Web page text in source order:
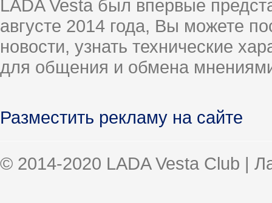
LADA Vesta был впервые
августе 2014 года, Вы можете
новости, узнать технические
для общения и обмена
Разместить рекламу на сайте
© 2014-2020 LADA Vesta Club |